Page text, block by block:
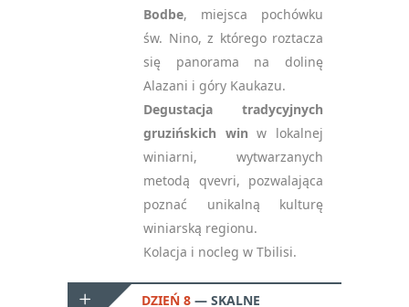
Bodbe, miejsca pochówku
św. Nino, z którego roztacza
się panorama na dolinę
Alazani i góry Kaukazu.
Degustacja tradycyjnych
gruzińskich win w lokalnej
winiarni, wytwarzanych
metodą qvevri, pozwalająca
poznać unikalną kulturę
winiarską regionu.
Kolacja i nocleg w Tbilisi.
DZIEŃ 8
SKALNE